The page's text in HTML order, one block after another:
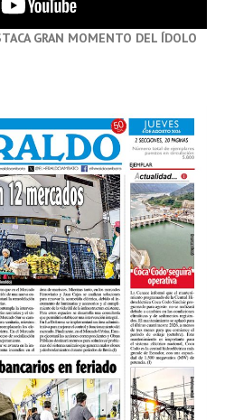
GRAN MOMENTO DEL ÍDOLO